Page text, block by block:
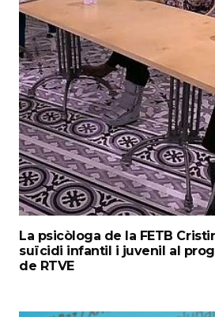
La psicòloga de la FETB
suïcidi infantil i juvenil al
de RTVE